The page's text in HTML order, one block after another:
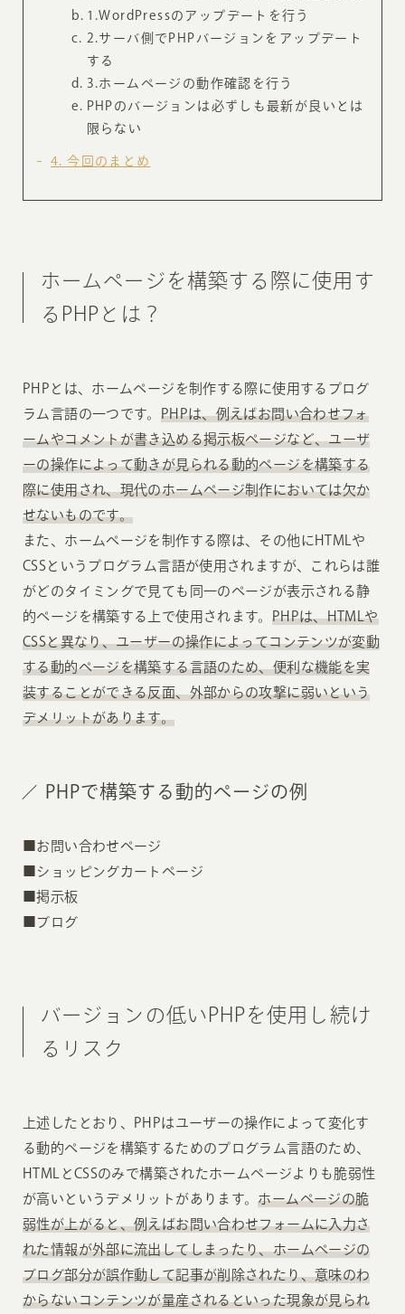
1.WordPressのアップデートを行う
2.サーバ側でPHPバージョンをアップデート
する
3.ホームページの動作確認を行う
PHPのバージョンは必ずしも最新が良いとは
限らない
4 今回のまとめ
ホームページを構築する際に使用す
るPHPとは？
PHPとは、ホームページを制作する際に使用するプログ
ラム言語の一つです。 PHPは、例えばお問い合わせフォ
ームやコメントが書き込める掲示板ページなど、ユーザ
ーの操作によって動きが見られる動的ページを構築する
際に使用され、現代のホームページ制作においては欠か
せないものです。
また、ホームページを制作する際は、その他にHTMLや
CSSというプログラム言語が使用されますが、これらは誰
がどのタイミングで見ても同一のページが表示される静
的ページを構築する上で使用されます。 PHPは、HTMLや
CSSと異なり、ユーザーの操作によってコンテンツが変動
する動的ページを構築する言語のため、便利な機能を実
装することができる反面、外部からの攻撃に弱いという
デメリットがあります。
PHPで構築する動的ページの例
■お問い合わせページ
■ショッピングカートページ
■掲示板
■ブログ
バージョンの低いPHPを使用し続け
るリスク
上述したとおり、PHPはユーザーの操作によって変化す
る動的ページを構築するためのプログラム言語のため、
HTMLとCSSのみで構築されたホームページよりも脆弱性
が高いというデメリットがあります。ホームページの脆
弱性が上がると、例えばお問い合わせフォームに入力さ
れた情報が外部に流出してしまったり、ホームページの
ブログ部分が誤作動して記事が削除されたり、意味のわ
からないコンテンツが量産されるといった現象が見られ